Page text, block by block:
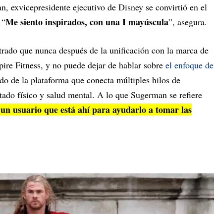
exvicepresidente ejecutivo de Disney se convirtió en el
Me siento inspirados, con una I mayúscula”, asegura.
que nunca después de la unificación con la marca de
Fitness, y no puede dejar de hablar sobre el enfoque de
de la plataforma que conecta múltiples hilos de
físico y salud mental. A lo que Sugerman se refiere
usuario que está ahí para ayudarlo a tomar las